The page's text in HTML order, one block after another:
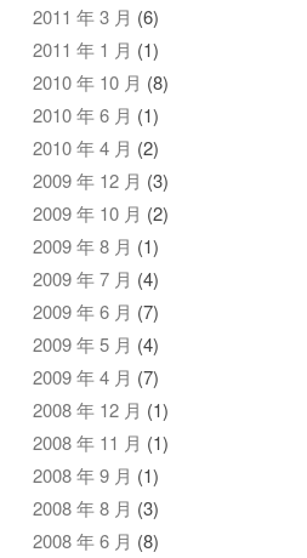
2011 年 3 月 (6)
2011 年 1 月 (1)
2010 年 10 月 (8)
2010 年 6 月 (1)
2010 年 4 月 (2)
2009 年 12 月 (3)
2009 年 10 月 (2)
2009 年 8 月 (1)
2009 年 7 月 (4)
2009 年 6 月 (7)
2009 年 5 月 (4)
2009 年 4 月 (7)
2008 年 12 月 (1)
2008 年 11 月 (1)
2008 年 9 月 (1)
2008 年 8 月 (3)
2008 年 6 月 (8)